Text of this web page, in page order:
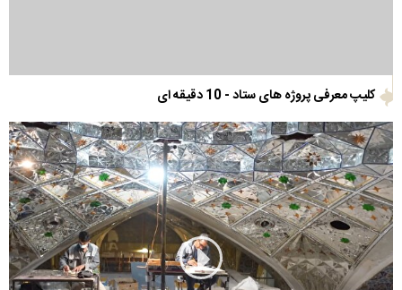
کلیپ معرفی پروژه های ستاد - 10 دقیقه ای